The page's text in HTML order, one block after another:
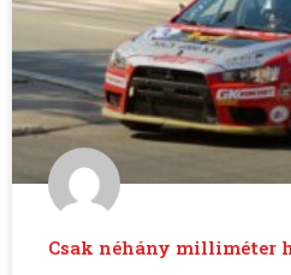
Csak néhány milliméter